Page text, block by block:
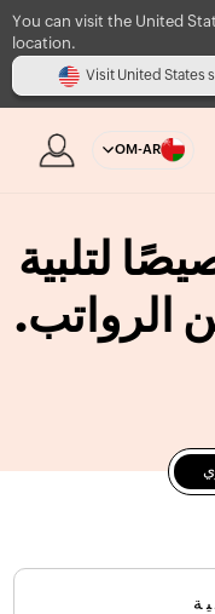
You can visit the United
location.
Visit United States
OM-AR
لتلبية
الرواتب.